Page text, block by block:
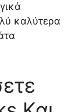
καλύτερα